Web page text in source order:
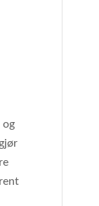
og